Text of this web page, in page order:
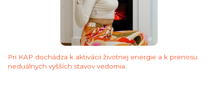
Pri KAP dochádza k aktivácii životnej energie a k prenosu
neduálnych vyšších stavov vedomia.